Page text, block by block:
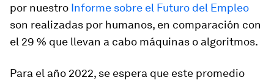
por nuestro Informe sobre el Futuro del Empleo
son realizadas por humanos, en comparación con
el 29 % que llevan a cabo máquinas o algoritmos.
Para el año 2022, se espera que este promedio